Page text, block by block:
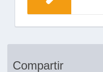
Compartir